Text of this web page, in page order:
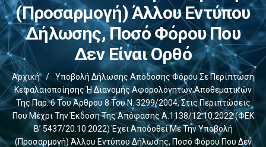
(προσαρμογή) Άλλου Εντύπου
Δήλωσης, Ποσό Φόρου Που
Δεν Είναι Ορθό
Αρχική /
Υποβολή Δήλωσης Απόδοσης Φόρου Σε Περίπτωση
Κεφαλαιοποίησης Ή Διανομής Αφορολόγητων Αποθεματικών
Της Παρ. 6 Του Άρθρου 8 Του Ν. 3299/2004, Στις Περιπτώσεις
Που Μέχρι Την Έκδοση Της Απόφασης Α.1138/12.10.2022 (ΦΕΚ
Β’ 5437/20.10.2022) Έχει Αποδοθεί Με Την Υποβολή
(προσαρμογή) Άλλου Εντύπου Δήλωσης, Ποσό Φόρου Που Δεν